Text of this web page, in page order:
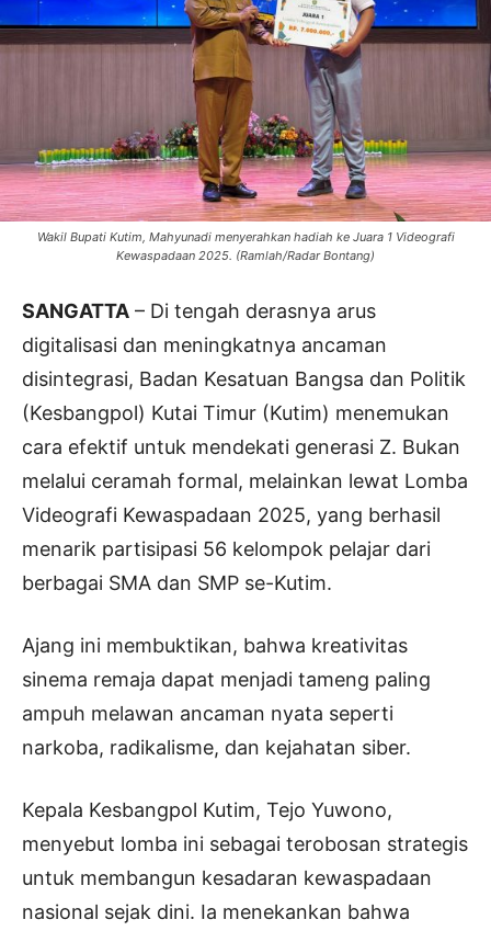
Wakil Bupati Kutim, Mahyunadi menyerahkan hadiah ke Juara 1 Videografi
Kewaspadaan 2025. (Ramlah/Radar Bontang)
SANGATTA – Di tengah derasnya arus
digitalisasi dan meningkatnya ancaman
disintegrasi, Badan Kesatuan Bangsa dan Politik
(Kesbangpol) Kutai Timur (Kutim) menemukan
cara efektif untuk mendekati generasi Z. Bukan
melalui ceramah formal, melainkan lewat Lomba
Videografi Kewaspadaan 2025, yang berhasil
menarik partisipasi 56 kelompok pelajar dari
berbagai SMA dan SMP se-Kutim.
Ajang ini membuktikan, bahwa kreativitas
sinema remaja dapat menjadi tameng paling
ampuh melawan ancaman nyata seperti
narkoba, radikalisme, dan kejahatan siber.
Kepala Kesbangpol Kutim, Tejo Yuwono,
menyebut lomba ini sebagai terobosan strategis
untuk membangun kesadaran kewaspadaan
nasional sejak dini. Ia menekankan bahwa